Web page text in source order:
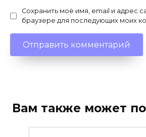
Сохранить моё имя, email и адрес
браузере для последующих моих
Вам также может